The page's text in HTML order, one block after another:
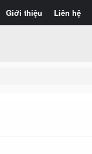
Giới thiệu Liên hệ